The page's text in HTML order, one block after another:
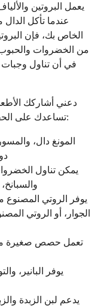
يعمل البروتين
عندما تأكل
الخاص بك، فإن
من الخضروات والحبوب
في أن تناول وجبات
دعني أشاركك
تساعدك على الحفاظ على السيطرة مع الاستمتاع بوجبات لذيذة:
المونغ دال،
يمكن تناول
يوفر الروتي المصنوع
الجوار، أو الروتي
تعمل حصص صغيرة من
يوفر البانير،
يدعم لبن الزبدة